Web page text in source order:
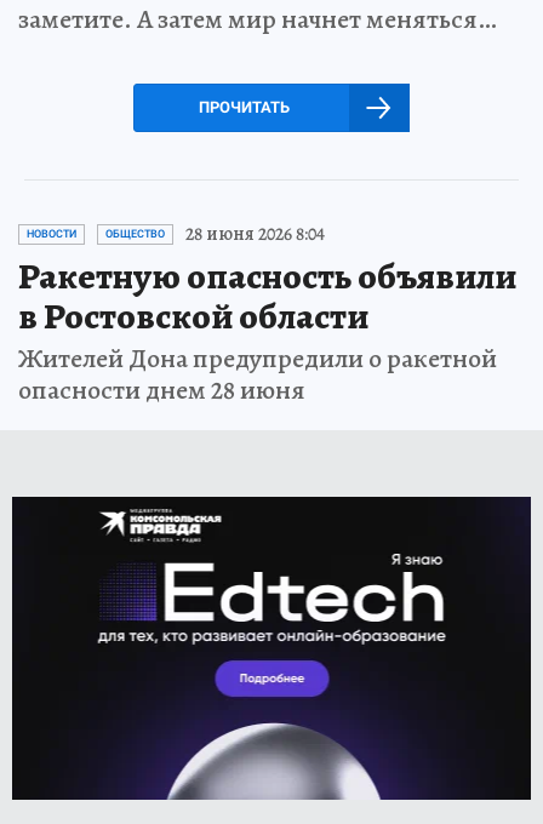
заметите. А затем мир начнет меняться…
ПРОЧИТАТЬ
НОВОСТИ ОБЩЕСТВО 28 июня 2026 8:04
Ракетную опасность объявили
в Ростовской области
Жителей Дона предупредили о ракетной
опасности днем 28 июня